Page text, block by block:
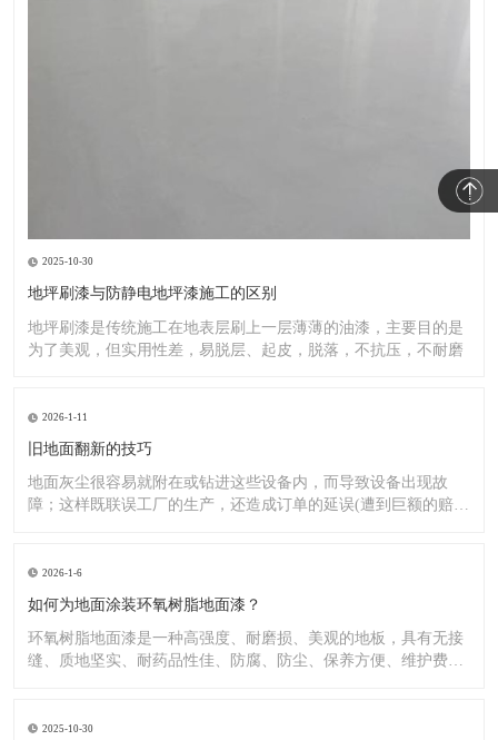
2025-10-30
地坪刷漆与防静电地坪漆施工的区别
地坪刷漆是传统施工在地表层刷上一层薄薄的油漆，主要目的是
为了美观，但实用性差，易脱层、起皮，脱落，不抗压，不耐磨
2026-1-11
旧地面翻新的技巧
地面灰尘很容易就附在或钻进这些设备内，而导致设备出现故
障；这样既联误工厂的生产，还造成订单的延误(遭到巨额的赔
2026-1-6
如何为地面涂装环氧树脂地面漆？
环氧树脂地面漆是一种高强度、耐磨损、美观的地板，具有无接
缝、质地坚实、耐药品性佳、防腐、防尘、保养方便、维护费用
2025-10-30